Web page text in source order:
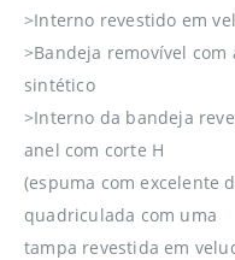
>Interno revestido em
>Bandeja removível
sintético
>Interno da bandeja
anel com corte H
(espuma com excelente
quadriculada com uma
tampa revestida em